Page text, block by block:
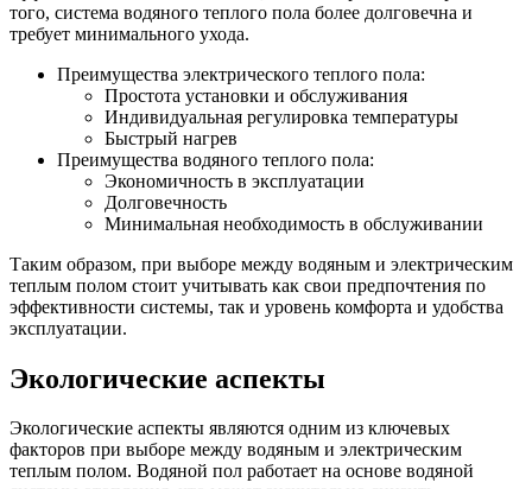
того, система водяного теплого пола более долговечна и
требует минимального ухода.
Преимущества электрического теплого пола:
Простота установки и обслуживания
Индивидуальная регулировка температуры
Быстрый нагрев
Преимущества водяного теплого пола:
Экономичность в эксплуатации
Долговечность
Минимальная необходимость в обслуживании
Таким образом, при выборе между водяным и электрическим
теплым полом стоит учитывать как свои предпочтения по
эффективности системы, так и уровень комфорта и удобства
эксплуатации.
Экологические аспекты
Экологические аспекты являются одним из ключевых
факторов при выборе между водяным и электрическим
теплым полом. Водяной пол работает на основе водяной